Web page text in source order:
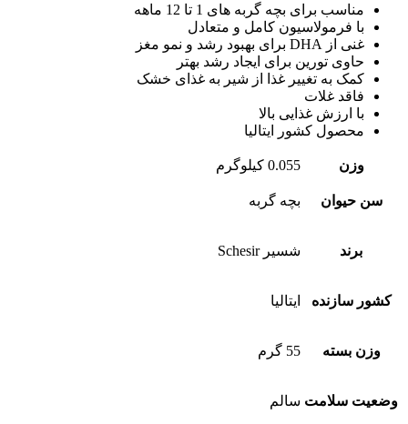
مناسب برای بچه گربه های 1 تا 12 ماهه
با فرمولاسیون کامل و متعادل
غنی از DHA برای بهبود رشد و نمو مغز
حاوی تورین برای ایجاد رشد بهتر
کمک به تغییر غذا از شیر به غذای خشک
فاقد غلات
با ارزش غذایی بالا
محصول کشور ایتالیا
وزن 0.055 کیلوگرم
سن حیوان بچه گربه
برند شسیر Schesir
کشور سازنده ایتالیا
وزن بسته 55 گرم
وضعیت سلامت سالم